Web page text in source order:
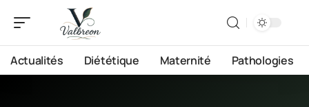
Actualités Diététique Maternité Pathologies